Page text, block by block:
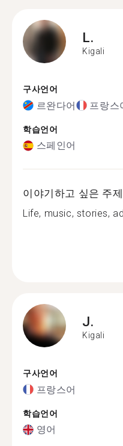
L.
Kigali
구사언어
르완다어 프랑스
학습언어
스페인어
이야기하고 싶은 주제
Life, music, stories,
J.
Kigali
구사언어
프랑스어
학습언어
영어